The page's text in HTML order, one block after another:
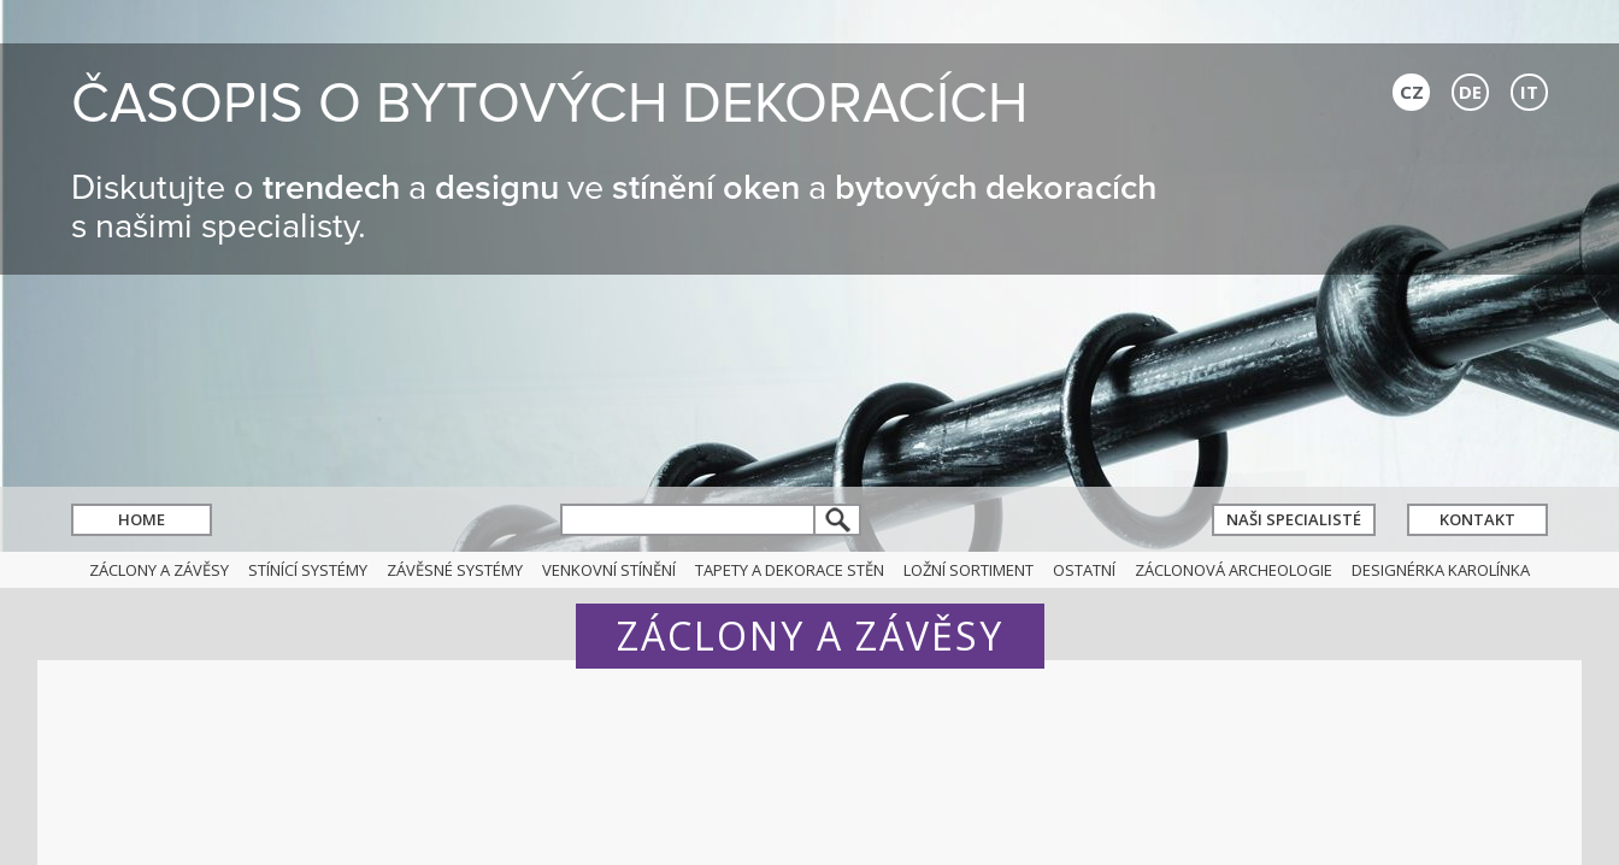
ČASOPIS O BYTOVÝCH DEKORACÍCH
Diskutujte o trendech a designu ve stínění oken a bytových dekoracích
s našimi specialisty.
CZ DE IT
HOME NAŠI SPECIALISTÉ KONTAKT
ZÁCLONY A ZÁVĚSY STÍNÍCÍ SYSTÉMY ZÁVĚSNÉ SYSTÉMY VENKOVNÍ STÍNĚNÍ TAPETY A DEKORACE STĚN LOŽNÍ SORTIMENT OSTATNÍ ZÁCLONOVÁ ARCHEOLOGIE DESIGNÉRKA KAROLÍNKA
ZÁCLONY A ZÁVĚSY